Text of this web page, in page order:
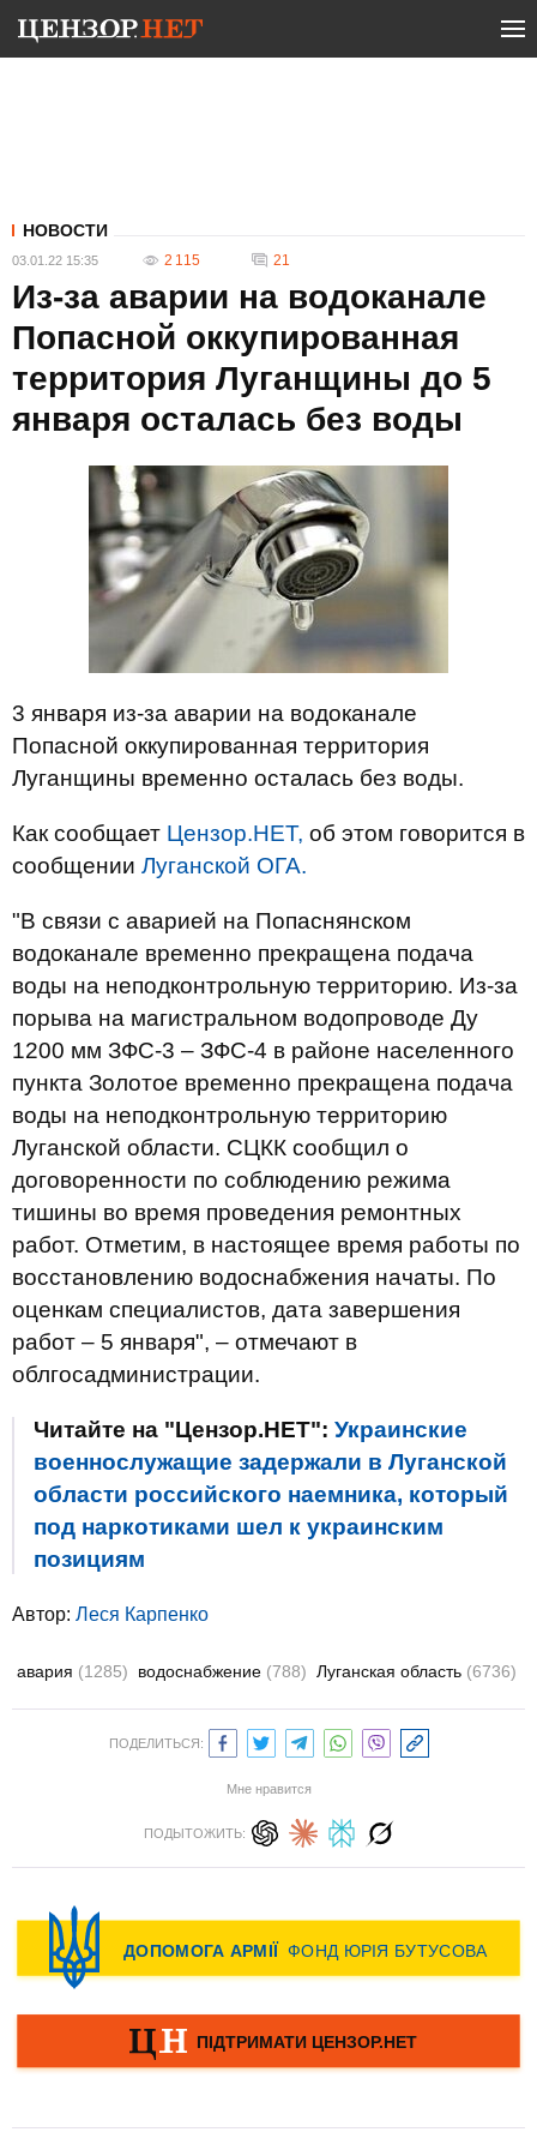
НОВОСТИ
03.01.22 15:35 2 115 21
Из-за аварии на водоканале
Попасной оккупированная
территория Луганщины до 5
января осталась без воды
3 января из-за аварии на водоканале
Попасной оккупированная территория
Луганщины временно осталась без воды.
Как сообщает Цензор.НЕТ, об этом говорится в
сообщении Луганской ОГА.
"В связи с аварией на Попаснянском
водоканале временно прекращена подача
воды на неподконтрольную территорию. Из-за
порыва на магистральном водопроводе Ду
1200 мм ЗФС-3 – ЗФС-4 в районе населенного
пункта Золотое временно прекращена подача
воды на неподконтрольную территорию
Луганской области. СЦКК сообщил о
договоренности по соблюдению режима
тишины во время проведения ремонтных
работ. Отметим, в настоящее время работы по
восстановлению водоснабжения начаты. По
оценкам специалистов, дата завершения
работ – 5 января", – отмечают в
облгосадминистрации.
Читайте на "Цензор.НЕТ": Украинские
военнослужащие задержали в Луганской
области российского наемника, который
под наркотиками шел к украинским
позициям
Автор: Леся Карпенко
авария (1285) водоснабжение (788) Луганская область (6736)
ПОДЕЛИТЬСЯ:
Мне нравится
ПОДЫТОЖИТЬ: